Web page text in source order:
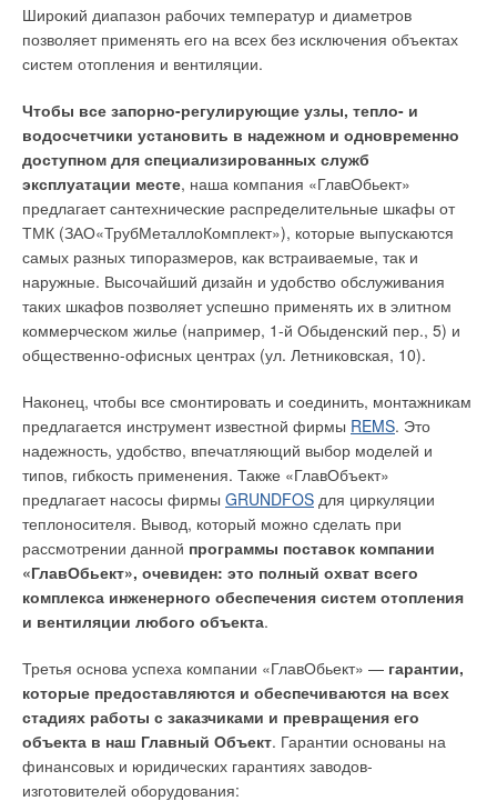
Широкий диапазон рабочих температур и диаметров
позволяет применять его на всех без исключения объектах
систем отопления и вентиляции.
Чтобы все запорно-регулирующие узлы, тепло- и
водосчетчики установить в надежном и одновременно
доступном для специализированных служб
эксплуатации месте, наша компания «ГлавОбьект»
предлагает сантехнические распределительные шкафы от
ТМК (ЗАО«ТрубМеталлоКомплект»), которые выпускаются
самых разных типоразмеров, как встраиваемые, так и
наружные. Высочайший дизайн и удобство обслуживания
таких шкафов позволяет успешно применять их в элитном
коммерческом жилье (например, 1-й Обыденский пер., 5) и
общественно-офисных центрах (ул. Летниковская, 10).
Наконец, чтобы все смонтировать и соединить, монтажникам
предлагается инструмент известной фирмы REMS. Это
надежность, удобство, впечатляющий выбор моделей и
типов, гибкость применения. Также «ГлавОбъект»
предлагает насосы фирмы GRUNDFOS для циркуляции
теплоносителя. Вывод, который можно сделать при
рассмотрении данной программы поставок компании
«ГлавОбьект», очевиден: это полный охват всего
комплекса инженерного обеспечения систем отопления
и вентиляции любого объекта.
Третья основа успеха компании «ГлавОбьект» — гарантии,
которые предоставляются и обеспечиваются на всех
стадиях работы с заказчиками и превращения его
объекта в наш Главный Объект. Гарантии основаны на
финансовых и юридических гарантиях заводов-
изготовителей оборудования:
❏ интенсифицировать процесс кислотного сбраживания в
аэротенке.
специально реконструированных первичных отстойниках с
выдерживанием в них первичного осадка в течение не менее
3–5 суток с достижением степени сбраживания осадка не
менее 3–5%. Осадок необходимо периодически
циркулировать (4–7 раз в сутки) путем перекачки на вход
отстойника с разбавлением очищенной сточной водой (с
выхода вторичных отстойников). Так как уплотнение осадка
угнетает процесс его брожения, концентрация сырого осадка
должна поддерживаться на уровне 10–20 г/л [1].
Чтобы обеспечить все эти условия на большинстве
предварительная технологическая проработка с
последующей разработкой технических решений и проекта
реконструкции. Второй способ — интенсификация процесса
кислотного сбраживания в аэротенке — лежит в основе
новой технологии биологической очистки городских сточных
вод, разработанной в 2005 г. в Санкт-Петербурге [2]. По
данной технологии в бескислородных зонах (анаэробной и
аноксидной) аэротенка размещается плоскостная загрузка.
При размещении загрузки в анаэробной зоне на ней
Биопленка, вырастающая на загрузке, содержит
преимущественно анаэробные гетеротрофные бактерии,
адаптированные к поступающим в анаэробную зону
органическим веществам и обеспечивающие их быстрое
сбраживание. При этом, в сравнении с другими
технологиями биологической очистки от фосфора доля
ЖУРНАЛ СОК АПРЕЛЬ 2023
→ Как выбрать насосную установку?
ЖУРНАЛ СОК ЯНВАРЬ 2023
→
Потери напора в модульных насосных установках для
→
станциях систем водоснабжения и канализации
Комментарии
Добавить комментарий
Ваше имя *
Ваш E-mail *
Текст комментария